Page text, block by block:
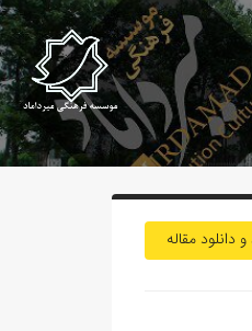
دانلود مقاله